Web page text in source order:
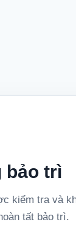
bảo trì
kiểm tra và
tất bảo trì.